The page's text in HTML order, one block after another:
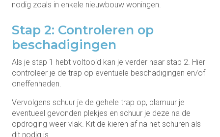
nodig zoals in enkele nieuwbouw woningen.
Stap 2: Controleren op
beschadigingen
Als je stap 1 hebt voltooid kan je verder naar stap 2. Hier
controleer je de trap op eventuele beschadigingen en/of
oneffenheden.
Vervolgens schuur je de gehele trap op, plamuur je
eventueel gevonden plekjes en schuur je deze na de
opdroging weer vlak. Kit de kieren af na het schuren als
dit nodig is.